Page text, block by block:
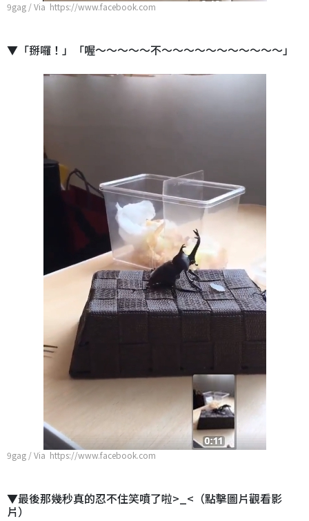
9gag / Via https://www.facebook.com
▼「掰囉！」「喔～～～～～不～～～～～～～～～～～」
9gag / Via https://www.facebook.com
▼最後那幾秒真的忍不住笑噴了啦>_<（點擊圖片觀看影
片）